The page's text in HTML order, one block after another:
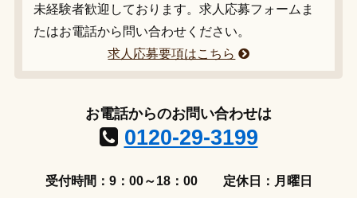
未経験者歓迎しております。求人応募フォームま
たはお電話から問い合わせください。
求人応募要項はこちら
お電話からのお問い合わせは
0120-29-3199
受付時間：9：00～18：00 定休日：月曜日